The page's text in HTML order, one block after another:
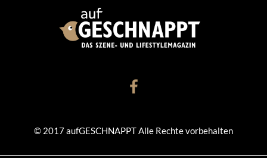
© 2017 aufGESCHNAPPT Alle Rechte vorbehalten